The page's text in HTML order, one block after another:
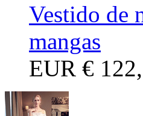
Vestido de
mangas
EUR €